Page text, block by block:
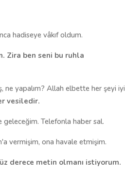
hadiseye vâkıf oldum.
Zira ben seni bu ruhla
ne yapalım? Allah elbette her şeyi iyi
vesiledir.
geleceğim. Telefonla haber sal.
vermişim, ona havale etmişim.
derece metin olmanı istiyorum.